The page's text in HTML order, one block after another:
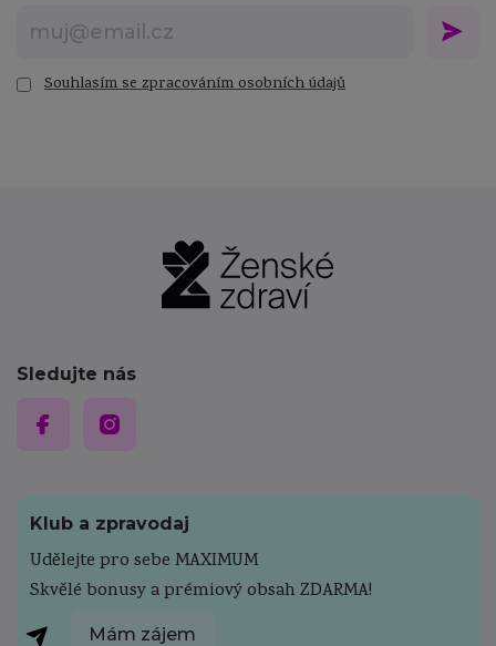
odeslat zprávu
Souhlasím se zpracováním osobních údajů
Sledujte nás
Klub a zpravodaj
Udělejte pro sebe MAXIMUM
Skvělé bonusy a prémiový obsah ZDARMA!
Mám zájem